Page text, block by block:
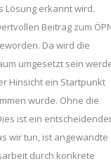
Lösung erkannt wird.
Beitrag zum
Da wird die
umgesetzt sein
Hinsicht ein Startpunkt
wurde. Ohne die
ist ein
wir tun, ist angewandte
durch konkrete